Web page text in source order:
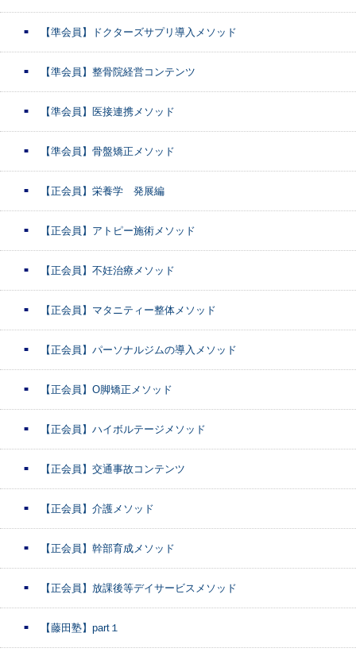
【準会員】ドクターズサプリ導入メソッド
【準会員】整骨院経営コンテンツ
【準会員】医接連携メソッド
【準会員】骨盤矯正メソッド
【正会員】栄養学 発展編
【正会員】アトピー施術メソッド
【正会員】不妊治療メソッド
【正会員】マタニティー整体メソッド
【正会員】パーソナルジムの導入メソッド
【正会員】O脚矯正メソッド
【正会員】ハイボルテージメソッド
【正会員】交通事故コンテンツ
【正会員】介護メソッド
【正会員】幹部育成メソッド
【正会員】放課後等デイサービスメソッド
【藤田塾】part１